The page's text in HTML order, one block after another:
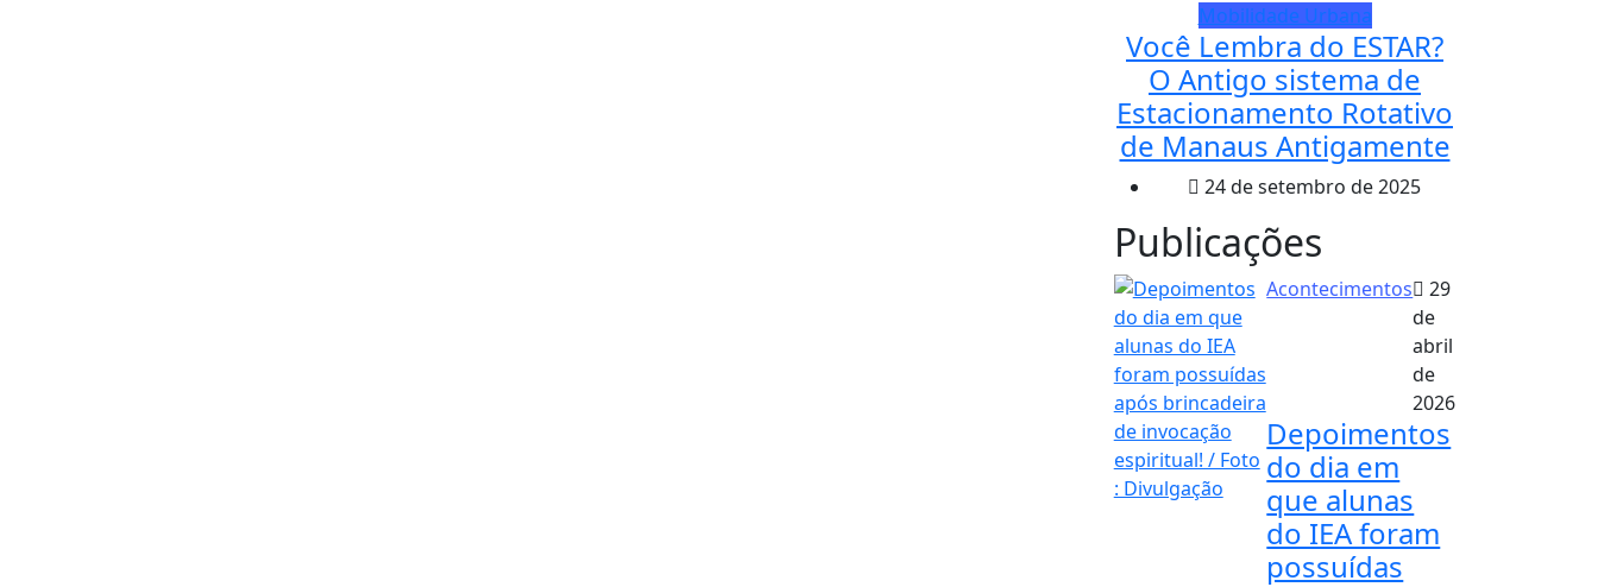
Mobilidade Urbana
Você Lembra do ESTAR?
O Antigo sistema de
Estacionamento Rotativo
de Manaus Antigamente
24 de setembro de 2025
Publicações
Acontecimentos
29
de
abril
de
2026
Depoimentos
do dia em
que alunas
do IEA foram
possuídas